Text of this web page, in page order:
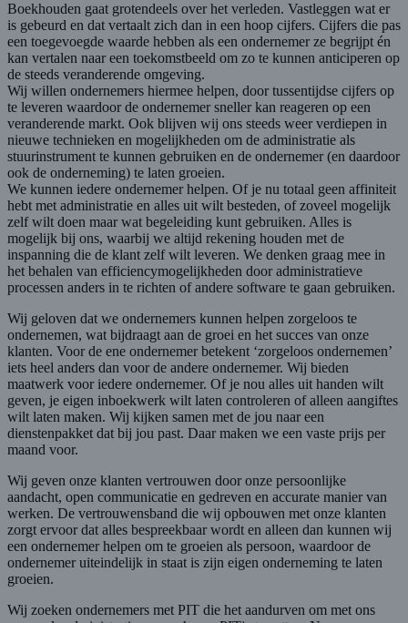
Boekhouden gaat grotendeels over het verleden. Vastleggen wat er
is gebeurd en dat vertaalt zich dan in een hoop cijfers. Cijfers die pas
een toegevoegde waarde hebben als een ondernemer ze begrijpt én
kan vertalen naar een toekomstbeeld om zo te kunnen anticiperen op
de steeds veranderende omgeving.
Wij willen ondernemers hiermee helpen, door tussentijdse cijfers op
te leveren waardoor de ondernemer sneller kan reageren op een
veranderende markt. Ook blijven wij ons steeds weer verdiepen in
nieuwe technieken en mogelijkheden om de administratie als
stuurinstrument te kunnen gebruiken en de ondernemer (en daardoor
ook de onderneming) te laten groeien.
We kunnen iedere ondernemer helpen. Of je nu totaal geen affiniteit
hebt met administratie en alles uit wilt besteden, of zoveel mogelijk
zelf wilt doen maar wat begeleiding kunt gebruiken. Alles is
mogelijk bij ons, waarbij we altijd rekening houden met de
inspanning die de klant zelf wilt leveren. We denken graag mee in
het behalen van efficiencymogelijkheden door administratieve
processen anders in te richten of andere software te gaan gebruiken.
Wij geloven dat we ondernemers kunnen helpen zorgeloos te
ondernemen, wat bijdraagt aan de groei en het succes van onze
klanten. Voor de ene ondernemer betekent ‘zorgeloos ondernemen’
iets heel anders dan voor de andere ondernemer. Wij bieden
maatwerk voor iedere ondernemer. Of je nou alles uit handen wilt
geven, je eigen inboekwerk wilt laten controleren of alleen aangiftes
wilt laten maken. Wij kijken samen met de jou naar een
dienstenpakket dat bij jou past. Daar maken we een vaste prijs per
maand voor.
Wij geven onze klanten vertrouwen door onze persoonlijke
aandacht, open communicatie en gedreven en accurate manier van
werken. De vertrouwensband die wij opbouwen met onze klanten
zorgt ervoor dat alles bespreekbaar wordt en alleen dan kunnen wij
een ondernemer helpen om te groeien als persoon, waardoor de
ondernemer uiteindelijk in staat is zijn eigen onderneming te laten
groeien.
Wij zoeken ondernemers met PIT die het aandurven om met ons